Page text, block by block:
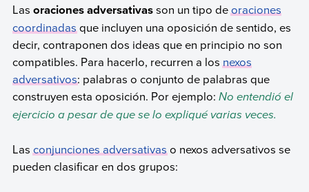
Las oraciones adversativasson un tipo deoraciones
coordinadasque incluyen una oposición de sentido, es
decir, contraponen dos ideas que en principio no son
compatibles. Para hacerlo, recurren a losnexos
adversativos: palabras o conjunto de palabras que
construyen esta oposición. Por ejemplo: No entendió el
ejercicio a pesar de que se lo expliqué varias veces.
Lasconjunciones adversativaso nexos adversativos se
pueden clasificar en dos grupos: